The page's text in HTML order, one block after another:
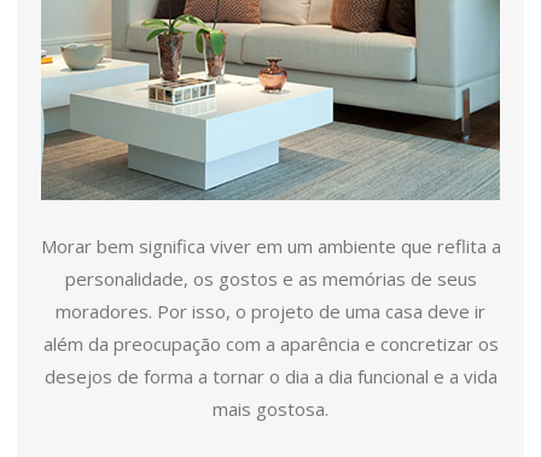
Morar bem significa viver em um ambiente que reflita a
personalidade, os gostos e as memórias de seus
moradores. Por isso, o projeto de uma casa deve ir
além da preocupação com a aparência e concretizar os
desejos de forma a tornar o dia a dia funcional e a vida
mais gostosa.